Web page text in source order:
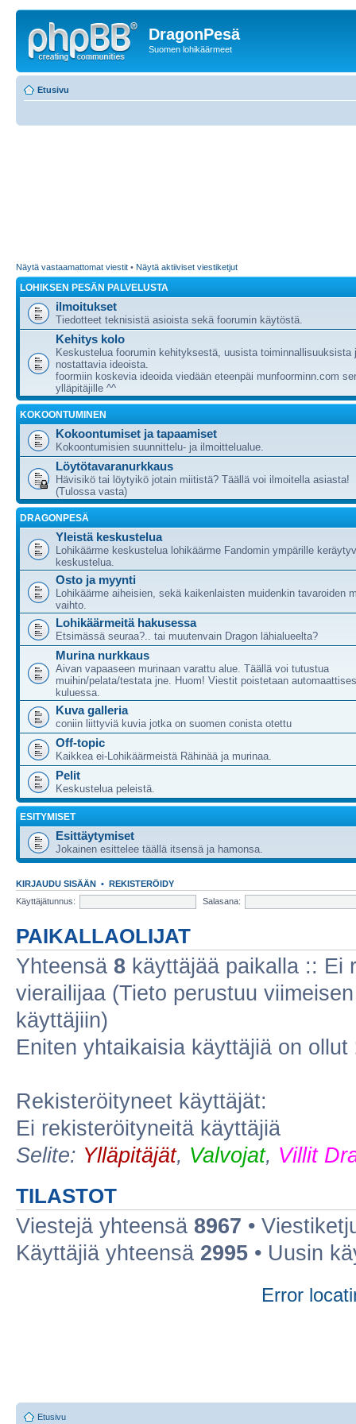
DragonPesä
Suomen lohikäärmeet
Etusivu
Näytä vastaamattomat viestit • Näytä aktiiviset viestiketjut
LOHIKSEN PESÄN PALVELUSTA
ilmoitukset
Tiedotteet teknisistä asioista sekä foorumin käytöstä.
Kehitys kolo
Keskustelua foorumin kehityksestä, uusista toiminnallisuuksista
nostattavia ideoista.
foormiin koskevia ideoida viedään eteenpäi munfoorminn.com
ylläpitäjille ^^
KOKOONTUMINEN
Kokoontumiset ja tapaamiset
Kokoontumisien suunnittelu- ja ilmoittelualue.
Löytötavaranurkkaus
Hävisikö tai löytyikö jotain miitistä? Täällä voi ilmoitella asiasta!
(Tulossa vasta)
DRAGONPESÄ
Yleistä keskustelua
Lohikäärme keskustelua lohikäärme Fandomin ympärille
keskustelua.
Osto ja myynti
Lohikäärme aiheisien, sekä kaikenlaisten muidenkin tavaroiden
vaihto.
Lohikäärmeitä hakusessa
Etsimässä seuraa?.. tai muutenvain Dragon lähialueelta?
Murina nurkkaus
Aivan vapaaseen murinaan varattu alue. Täällä voi tutustua
muihin/pelata/testata jne. Huom! Viestit poistetaan
kuluessa.
Kuva galleria
coniin liittyviä kuvia jotka on suomen conista otettu
Off-topic
Kaikkea ei-Lohikäärmeistä Rähinää ja murinaa.
Pelit
Keskustelua peleistä.
ESITYMISET
Esittäytymiset
Jokainen esittelee täällä itsensä ja hamonsa.
KIRJAUDU SISÄÄN • REKISTERÖIDY
Käyttäjätunnus:
Salasana:
PAIKALLAOLIJAT
Yhteensä 8 käyttäjää paikalla :: Ei
vierailijaa (Tieto perustuu
käyttäjiin)
Eniten yhtaikaisia käyttäjiä on ollut
Rekisteröityneet käyttäjät:
Ei rekisteröityneitä käyttäjiä
Selite: Ylläpitäjät, Valvojat, Villit
TILASTOT
Viestejä yhteensä 8967 •
Käyttäjiä yhteensä 2995 • Uusin
Error
Etusivu